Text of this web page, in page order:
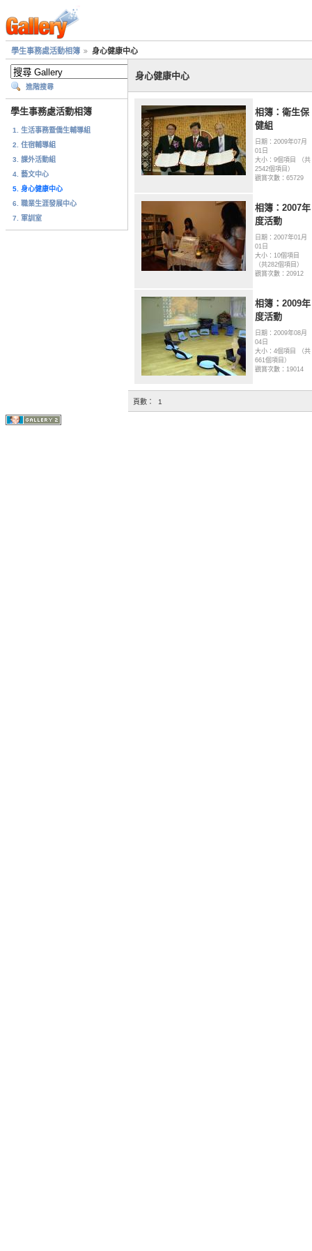
學生事務處活動相簿 身心健康中心
進階搜尋
學生事務處活動相簿
1. 生活事務暨僑生輔導組
2. 住宿輔導組
3. 課外活動組
4. 藝文中心
5. 身心健康中心
6. 職業生涯發展中心
7. 軍訓室
身心健康中心
相簿：衛生保
健組
日期：2009年07月
01日
大小：9個項目 （共
2542個項目）
觀賞次數：65729
相簿：2007年
度活動
日期：2007年01月
01日
大小：10個項目
（共282個項目）
觀賞次數：20912
相簿：2009年
度活動
日期：2009年08月
04日
大小：4個項目 （共
661個項目）
觀賞次數：19014
頁數： 1